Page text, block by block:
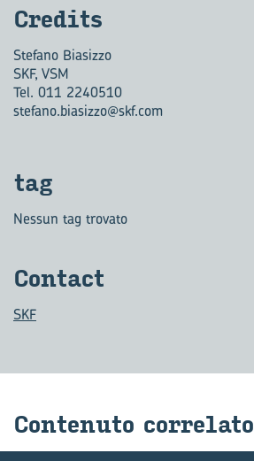
Cre­di­ts
Stefano Biasizzo
SKF, VSM
Tel. 011 2240510
stefano.biasizzo@skf.com
tag
Nessun tag trovato
Con­tact
SKF
Con­te­nu­to cor­re­la­to